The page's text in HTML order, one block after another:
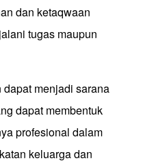
dan ketaqwaan
tugas maupun
menjadi sarana
dapat membentuk
profesional dalam
keluarga dan